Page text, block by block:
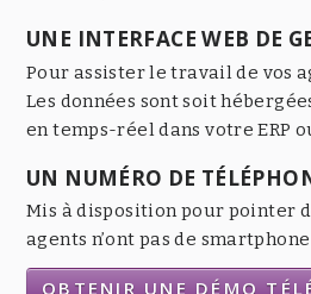
UNE INTERFACE WEB DE
Pour assister le travail de vos
Les données sont soit
en temps-réel dans votre ERP
UN NUMÉRO DE
Mis à disposition pour pointer
agents n’ont pas de
OBTENIR UNE DÉMO